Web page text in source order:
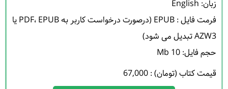
حجم فایل: 10 Mb
قیمت کتاب (تومان) : 67,000